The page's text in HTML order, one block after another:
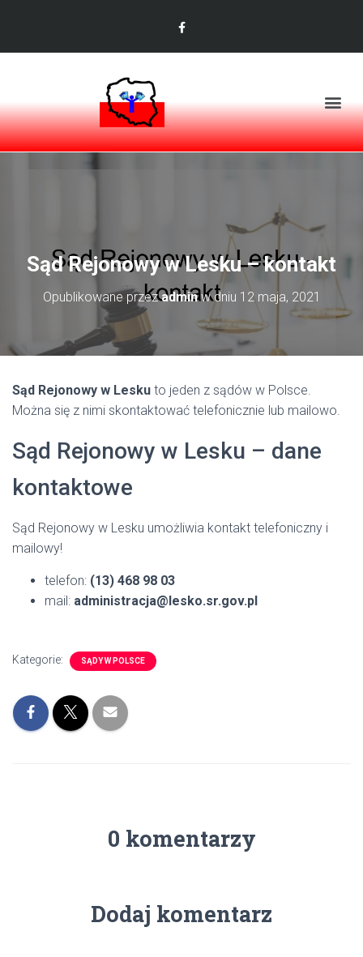
Sąd Rejonowy w Lesku – kontakt
Opublikowane przezadminw dniu 12 maja, 2021
Sąd Rejonowy w Lesku to jeden z sądów w Polsce.
Można się z nimi skontaktować telefonicznie lub mailowo.
Sąd Rejonowy w Lesku – dane
kontaktowe
Sąd Rejonowy w Lesku umożliwia kontakt telefoniczny i
mailowy!
telefon: (13) 468 98 03
mail: administracja@lesko.sr.gov.pl
Kategorie: SĄDY W POLSCE
0 komentarzy
Dodaj komentarz